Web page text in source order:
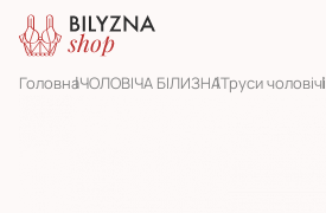
ГоловнаЧОЛОВІЧА БІЛИЗНАТруси чоловічі